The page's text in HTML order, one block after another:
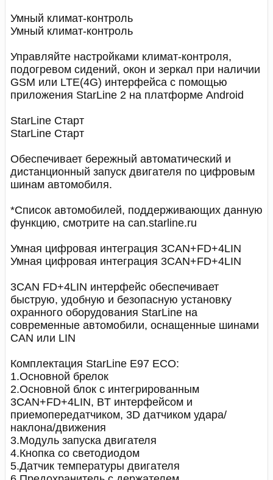
Умный климат-контроль
Умный климат-контроль
Управляйте настройками климат-контроля,
подогревом сидений, окон и зеркал при наличии
GSM или LTE(4G) интерфейса с помощью
приложения StarLine 2 на платформе Android
StarLine Старт
StarLine Старт
Обеспечивает бережный автоматический и
дистанционный запуск двигателя по цифровым
шинам автомобиля.
*Список автомобилей, поддерживающих данную
функцию, смотрите на can.starline.ru
Умная цифровая интеграция 3CAN+FD+4LIN
Умная цифровая интеграция 3CAN+FD+4LIN
3CAN FD+4LIN интерфейс обеспечивает
быструю, удобную и безопасную установку
охранного оборудования StarLine на
современные автомобили, оснащенные шинами
CAN или LIN
Комплектация StarLine E97 ECO:
1.Основной брелок
2.Основной блок с интегрированным
3CAN+FD+4LIN, BT интерфейсом и
приемопередатчиком, 3D датчиком удара/
наклона/движения
3.Модуль запуска двигателя
4.Кнопка со светодиодом
5.Датчик температуры двигателя